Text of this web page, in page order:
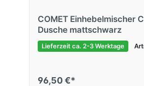
COMET Einhebelmischer
Dusche mattschwarz
Lieferzeit ca. 2-3 Werktage
96,50 €*